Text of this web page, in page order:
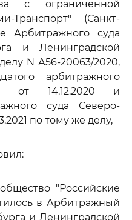
с ограниченной
Транспорт" (Санкт-
Арбитражного суда
и Ленинградской
N А56-20063/2020,
арбитражного
от 14.12.2020 и
суда Северо-
по тому же делу,
"Российские
в Арбитражный
и Ленинградской